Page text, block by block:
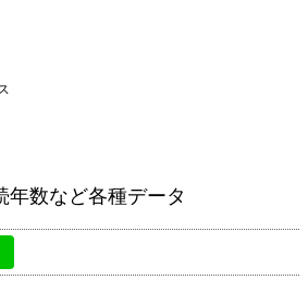
数など各種データ